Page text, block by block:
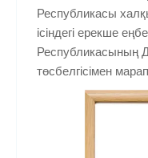
Республикасы
ісіндегі ерекше
Республикасының
төсбелгісімен